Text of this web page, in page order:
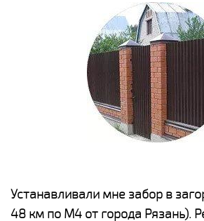
Устанавливали мне забор в
48 км по М4 от города Рязань).